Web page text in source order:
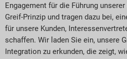
Engagement für die Führung
Greif-Prinzip und tragen dazu bei,
für unsere Kunden,
schaffen. Wir laden Sie ein, unsere
Integration zu erkunden, die zeigt,